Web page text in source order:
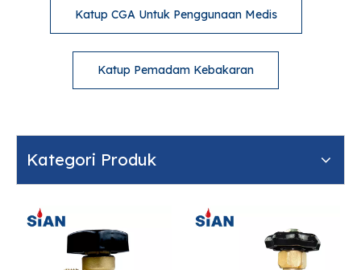
Katup CGA Untuk Penggunaan Medis
Katup Pemadam Kebakaran
Kategori Produk